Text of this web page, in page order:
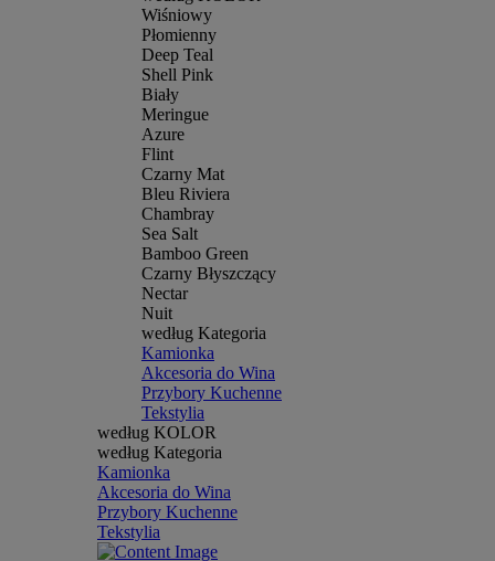
Wiśniowy
Płomienny
Deep Teal
Shell Pink
Biały
Meringue
Azure
Flint
Czarny Mat
Bleu Riviera
Chambray
Sea Salt
Bamboo Green
Czarny Błyszczący
Nectar
Nuit
według Kategoria
Kamionka
Akcesoria do Wina
Przybory Kuchenne
Tekstylia
według KOLOR
według Kategoria
Kamionka
Akcesoria do Wina
Przybory Kuchenne
Tekstylia